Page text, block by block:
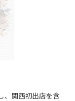
、関西初出店を含